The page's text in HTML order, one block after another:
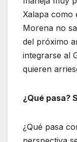
Xalapa como
Morena no
del próximo
integrarse al
quieren
¿Qué pasa?
¿Qué pasa